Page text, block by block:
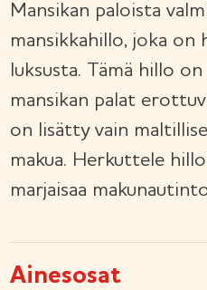
Mansikan paloista
mansikkahillo, joka on
luksusta. Tämä hillo
mansikan palat
on lisätty vain
makua. Herkuttele
marjaisaa
Ainesosat